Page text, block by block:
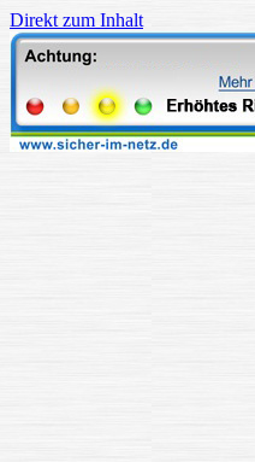
Direkt zum Inhalt